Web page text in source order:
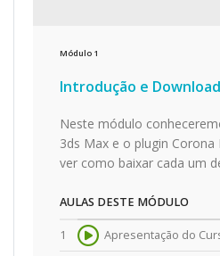
Módulo 1
Introdução e Download
Neste módulo
3ds Max e o plugin Corona
ver como baixar cada um
AULAS DESTE MÓDULO
1 Apresentação do